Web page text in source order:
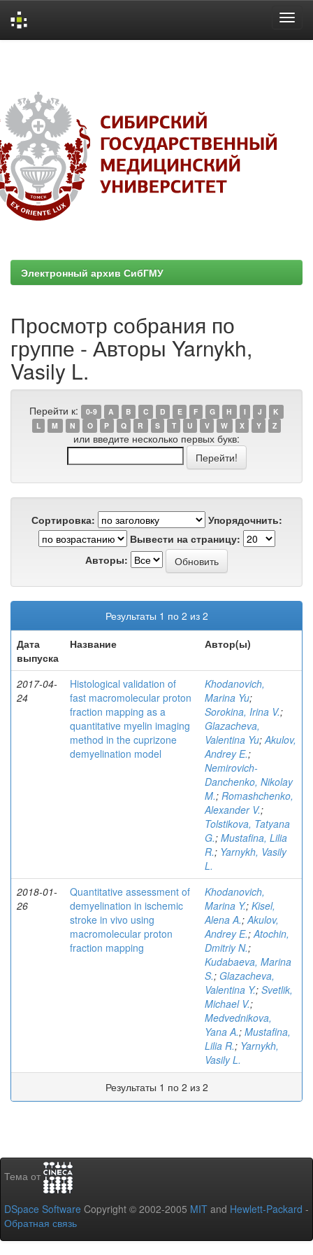
Электронный архив СибГМУ
Просмотр собрания по
группе - Авторы Yarnykh,
Vasily L.
Перейти к: 0-9 A B C D E F G H I J
K
L
M N O P Q R S T U V W X Y Z
или введите несколько первых букв:
Сортировка:
Упорядочнить:
Вывести на страницу:
Авторы:
Результаты 1 по 2 из 2
Дата
выпуска
Название Автор(ы)
2017-04-
24
Histological validation of
fast macromolecular proton
fraction mapping as a
quantitative myelin imaging
method in the cuprizone
demyelination model
Khodanovich,
Marina Yu;
Sorokina, Irina V.;
Glazacheva,
Valentina Yu;Akulov,
Andrey E.;
Nemirovich-
Danchenko, Nikolay
M.; Romashchenko,
Alexander V.;
Tolstikova, Tatyana
G.; Mustafina, Lilia
R.; Yarnykh, Vasily
L.
2018-01-
26
Quantitative assessment of
demyelination in ischemic
stroke in vivo using
macromolecular proton
fraction mapping
Khodanovich,
Marina Y.; Kisel,
Alena A.;Akulov,
Andrey E.;Atochin,
Dmitriy N.;
Kudabaeva, Marina
S.; Glazacheva,
Valentina Y.; Svetlik,
Michael V.;
Medvednikova,
Yana A.; Mustafina,
Lilia R.; Yarnykh,
Vasily L.
Результаты 1 по 2 из 2
Тема от
DSpace Software Copyright © 2002-2005 MIT and Hewlett-Packard -
Обратная связь